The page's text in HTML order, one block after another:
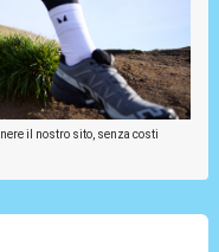
il nostro sito, senza costi